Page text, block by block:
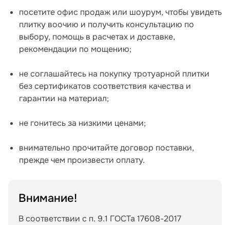
посетите офис продаж или шоурум, чтобы увидеть
плитку воочию и получить консультацию по
выбору, помощь в расчетах и доставке,
рекомендации по мощению;
не соглашайтесь на покупку тротуарной плитки
без сертификатов соответствия качества и
гарантии на материал;
не гонитесь за низкими ценами;
внимательно прочитайте договор поставки,
прежде чем произвести оплату.
Внимание!
В соответствии с п. 9.1 ГОСТа 17608-2017